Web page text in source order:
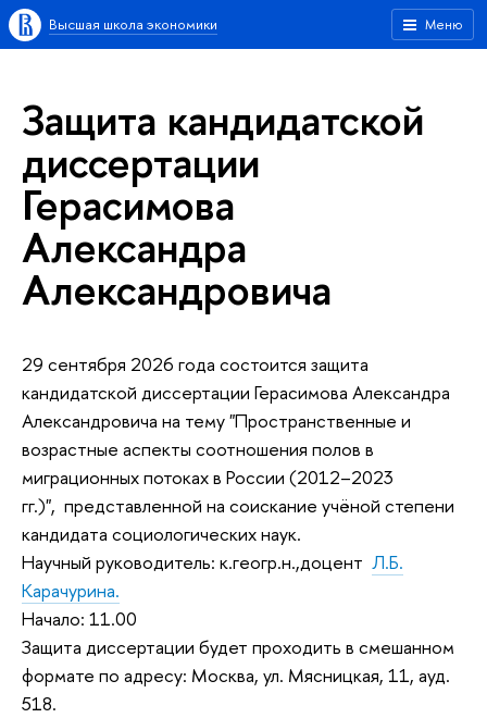
Меню
Высшая школа экономики
Защита кандидатской
диссертации
Герасимова
Александра
Александровича
29 сентября 2026 года состоится защита
кандидатской диссертации Герасимова Александра
Александровича на тему "Пространственные и
возрастные аспекты соотношения полов в
миграционных потоках в России (2012–2023
гг.)", представленной на соискание учёной степени
кандидата социологических наук.
Научный руководитель: к.геогр.н.,доцент Л.Б.
Карачурина.
Начало: 11.00
Защита диссертации будет проходить в смешанном
формате по адресу: Москва, ул. Мясницкая, 11, ауд.
518.